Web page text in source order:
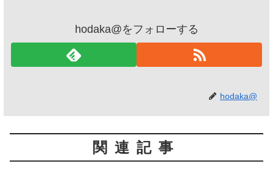
hodaka@をフォローする
hodaka@
関連記事